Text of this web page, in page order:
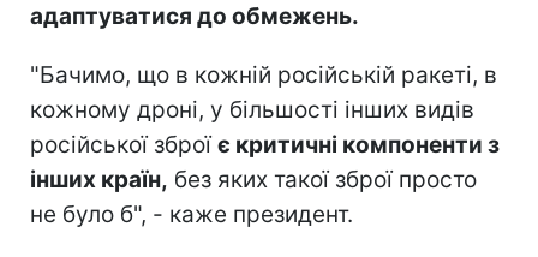
адаптуватися до обмежень.
"Бачимо, що в кожній російській ракеті, в
кожному дроні, у більшості інших видів
російської зброїє критичні компоненти з
інших країн, без яких такої зброї просто
не було б", - каже президент.